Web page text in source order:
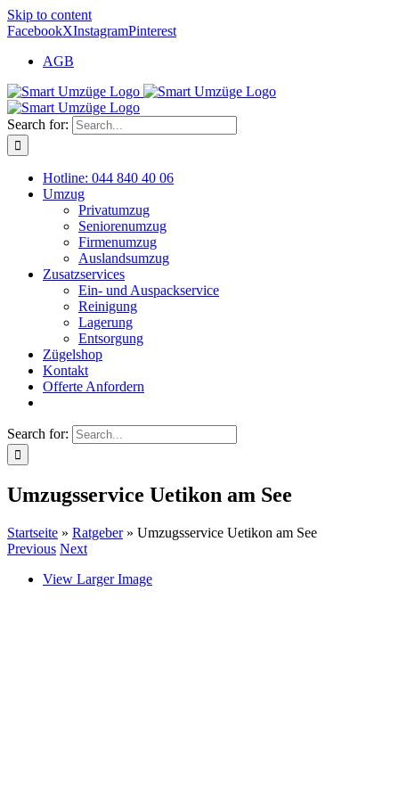
Skip to content
FacebookXInstagramPinterest
AGB
Search for:
Hotline: 044 840 40 06
Umzug
Privatumzug
Seniorenumzug
Firmenumzug
Auslandsumzug
Zusatzservices
Ein- und Auspackservice
Reinigung
Lagerung
Entsorgung
Zügelshop
Kontakt
Offerte Anfordern
Search for:
Umzugsservice Uetikon am See
Startseite » Ratgeber» Umzugsservice Uetikon am See
Previous Next
View Larger Image